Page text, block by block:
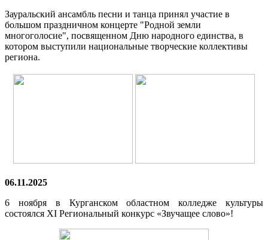
Зауральский ансамбль песни и танца принял участие в
большом праздничном концерте "Родной земли
многоголосие", посвященном Дню народного единства, в
котором выступили национальные творческие коллективы
региона.
06.11.2025
6 ноября в Курганском областном колледже культуры
состоялся XI Региональный конкурс «Звучащее слово»!